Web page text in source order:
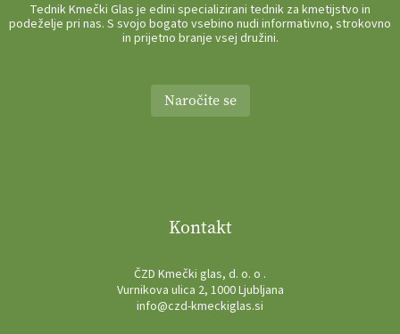
Tednik Kmečki Glas je edini specializirani tednik za kmetijstvo in
podeželje pri nas. S svojo bogato vsebino nudi informativno, strokovno
in prijetno branje vsej družini.
Naročite se
Kontakt
ČZD Kmečki glas, d. o. o .
Vurnikova ulica 2, 1000 Ljubljana
info@czd-kmeckiglas.si